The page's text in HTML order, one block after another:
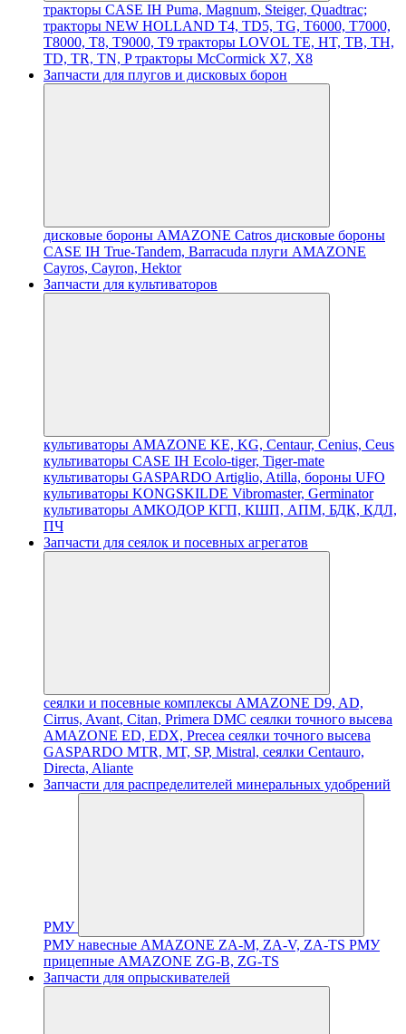
тракторы CASE IH Puma, Magnum, Steiger, Quadtrac;
тракторы NEW HOLLAND T4, TD5, TG, T6000, T7000,
T8000, T8, T9000, T9 тракторы LOVOL TE, HT, TB, TH,
TD, TR, TN, Pтракторы McCormick X7, X8
Запчасти для плугов и дисковых борон
дисковые бороны AMAZONE Catros дисковые бороны
CASE IH True-Tandem, Barracuda плуги AMAZONE
Cayros, Cayron, Hektor
Запчасти для культиваторов
культиваторы AMAZONE KE, KG, Centaur, Cenius, Ceus
культиваторы CASE IH Ecolo-tiger, Tiger-mate
культиваторы GASPARDO Artiglio, Atilla, бороны UFO
культиваторы KONGSKILDE Vibromaster, Germinator
культиваторы АМКОДОР КГП, КШП, АПМ, БДК, КДЛ,
ПЧ
Запчасти для сеялок и посевных агрегатов
сеялки и посевные комплексы AMAZONE D9, AD,
Cirrus, Avant, Citan, Primera DMC сеялки точного высева
AMAZONE ED, EDX, Precea сеялки точного высева
GASPARDO MTR, MT, SP, Mistral, сеялки Centauro,
Directa, Aliante
Запчасти для распределителей минеральных удобрений
РМУ
РМУ навесные AMAZONE ZA-M, ZA-V, ZA-TS РМУ
прицепные AMAZONE ZG-B, ZG-TS
Запчасти для опрыскивателей